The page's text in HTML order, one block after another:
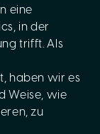
eine
in der
trifft. Als
haben wir es
Weise, wie
zu